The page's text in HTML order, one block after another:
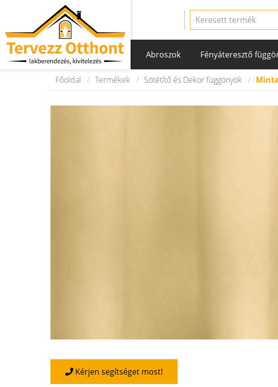
Abroszok Fényáteresztő
Főoldal Termékek Sötétítő és Dekor függönyök
Kérjen segítséget most!